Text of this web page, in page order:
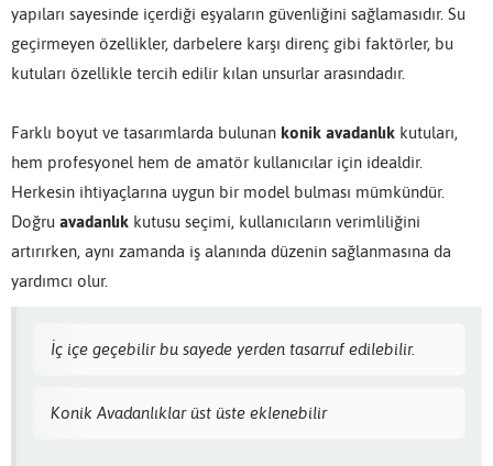
yapıları sayesinde içerdiği eşyaların güvenliğini sağlamasıdır. Su
geçirmeyen özellikler, darbelere karşı direnç gibi faktörler, bu
kutuları özellikle tercih edilir kılan unsurlar arasındadır.
Farklı boyut ve tasarımlarda bulunan konik avadanlık kutuları,
hem profesyonel hem de amatör kullanıcılar için idealdir.
Herkesin ihtiyaçlarına uygun bir model bulması mümkündür.
Doğru avadanlık kutusu seçimi, kullanıcıların verimliliğini
artırırken, aynı zamanda iş alanında düzenin sağlanmasına da
yardımcı olur.
İç içe geçebilir bu sayede yerden tasarruf edilebilir.
Konik Avadanlıklar üst üste eklenebilir